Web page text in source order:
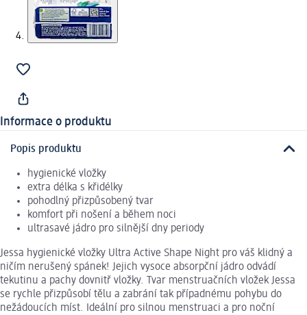
Informace o produktu
Popis produktu
hygienické vložky
extra délka s křidélky
pohodlný přizpůsobený tvar
komfort při nošení a během noci
ultrasavé jádro pro silnější dny periody
Jessa hygienické vložky Ultra Active Shape Night pro váš klidný a
ničím nerušený spánek! Jejich vysoce absorpční jádro odvádí
tekutinu a pachy dovnitř vložky. Tvar menstruačních vložek Jessa
se rychle přizpůsobí tělu a zabrání tak případnému pohybu do
nežádoucích míst. Ideální pro silnou menstruaci a pro noční